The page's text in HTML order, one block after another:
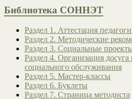
Библиотека СОННЭТ
Раздел 1. Аттестация
Раздел 2. Методические
Раздел 3. Социальные
Раздел 4. Организация досуга
социального обслуживания
Раздел 5. Мастер-классы
Раздел 6. Буклеты
Раздел 7. Страница методиста